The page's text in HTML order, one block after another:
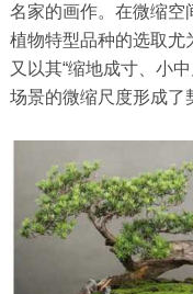
名家的画作。在微缩空
植物特型品种的选取尤
又以其“缩地成寸、小中
场景的微缩尺度形成了